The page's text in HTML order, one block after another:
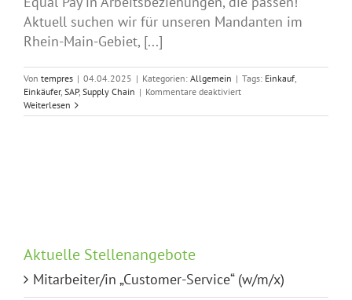
Aktuell suchen wir für unseren Mandanten im
Rhein-Main-Gebiet, [...]
Von tempres | 04.04.2025 | Kategorien: Allgemein | Tags: Einkauf,
Einkäufer, SAP, Supply Chain | Kommentare deaktiviertfür
Einkauf
Weiterlesen
Aktuelle Stellenangebote
Mitarbeiter/in „Customer-Service“ (w/m/x)